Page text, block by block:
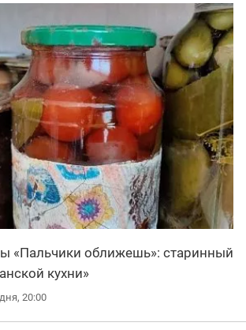
«Пальчики оближешь»: старинный
кухни»
20:00